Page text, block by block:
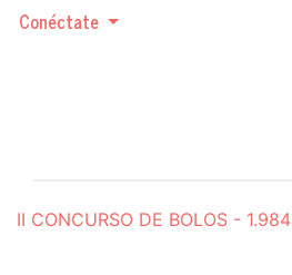
Conéctate
II CONCURSO DE BOLOS - 1.984